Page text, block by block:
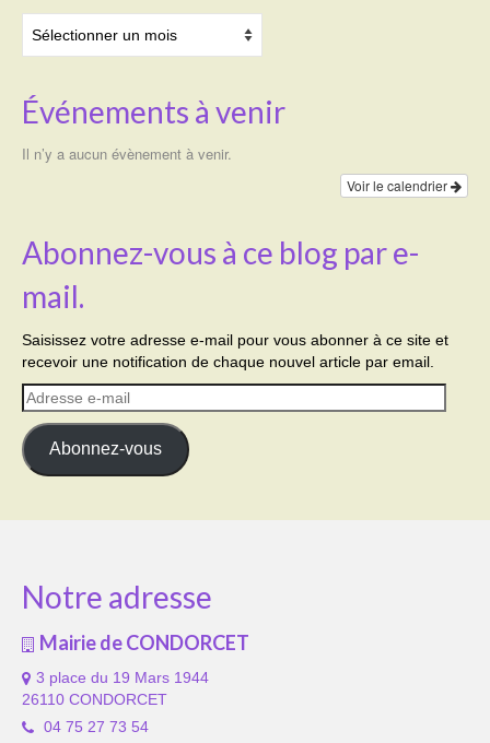
Événements à venir
Il n’y a aucun évènement à venir.
Voir le calendrier
Abonnez-vous à ce blog par e-
mail.
Saisissez votre adresse e-mail pour vous abonner à ce site et
recevoir une notification de chaque nouvel article par email.
Adresse
e-
mail
Abonnez-vous
Notre adresse
Mairie de CONDORCET
3 place du 19 Mars 1944
26110 CONDORCET
04 75 27 73 54